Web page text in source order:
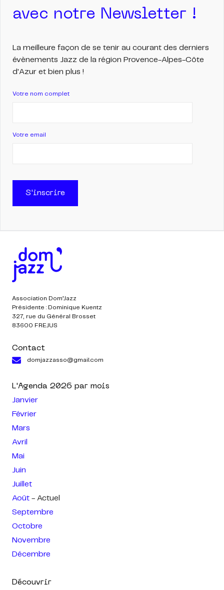
avec notre Newsletter !
La meilleure façon de se tenir au courant des derniers
évènements Jazz de la région Provence-Alpes-Côte
d'Azur et bien plus !
Votre nom complet
Votre email
S'inscrire
Association Dom’Jazz
Présidente : Dominique Kuentz
327, rue du Général Brosset
83600 FREJUS
Contact
domjazzasso@gmail.com
L'Agenda 2026 par mois
Janvier
Février
Mars
Avril
Mai
Juin
Juillet
Août - Actuel
Septembre
Octobre
Novembre
Décembre
Découvrir